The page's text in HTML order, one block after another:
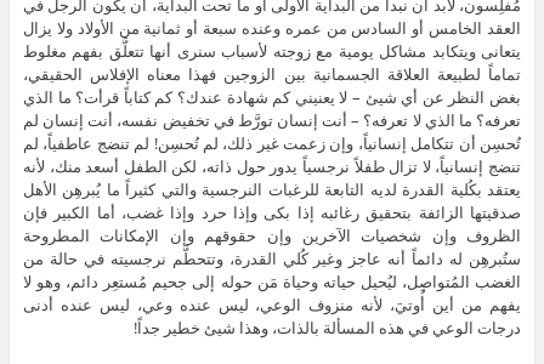
مُفلِسون، لابد أن نبدأ من البداية الأولى أو ما تحت البداية، أن يكون الرجل في
العقد الخامس أو السادس من عمره وعنده سبعة أو ثمانية من الأولاد ولا يزال
يتعانى ويتكابد مشاكل يومية مع زوجته لأسباب سنرى أنها تتعلَّق بفهم مغلوط
تماماً لطبيعة العلاقة الجسمانية بين الزوجين فهذا معناه الإفلاس الحقيقي،
بغض النظر عن أي شيئ – لا يعنيني كم شهادة عندك؟ كم كتاباً قرأت؟ ما الذي
تعرفه؟ ما الذي لا تعرفه؟ – أنت إنسان تورَّط في تخفيض نفسه، أنت إنسان لم
تُحسِن أن تتكامل إنسانياً، وإن زعمت غير ذلك، لم تُحسِن! لم تنضج عاطفياً، لم
تنضج إنسانياً، لا تزال طفلاً نرجسياً يدور حول ذاته، لكن الطفل أسعد منك، لأنه
يعتقد بكُلية القدرة لديه التابعة للرغبات النرجسية والتي كثيراً ما يُبرهِن الأهل
صدقيتها الزائفة بتحقيق رغائبه إذا بكى وإذا حرد وإذا غضب، أما الكبير فإن
الظروف وإن شخصيات الآخرين وإن حقوقهم وإن الإمكانات المطروحة
ستُبرهِن له دائماً أنه عاجز وغير كُلي القدرة، وتتحطَّم نرجسيته في حالة من
الغضب المُتواصِل، ليُحيل حياته وحياة مَن حوله إلى جحيم مُستعِر دائم، وهو لا
يفهم من أين أُوتيَ، لأنه منزوف الوعي، ليس عنده وعي، ليس عنده أدنى
درجات الوعي في هذه المسألة بالذات، وهذا شيئ خطير جداً!